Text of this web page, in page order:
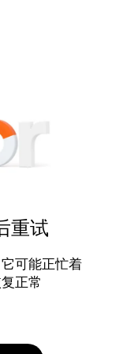
重试
可能正忙着
正常